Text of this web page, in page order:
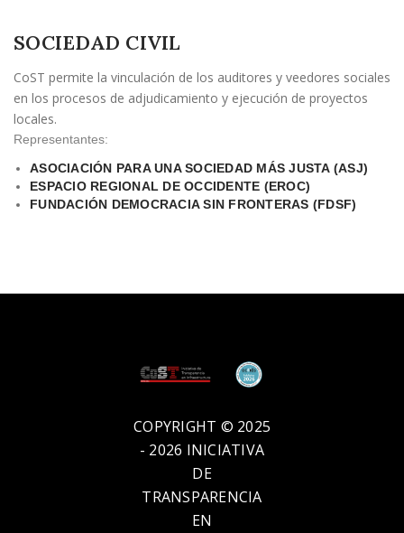
SOCIEDAD CIVIL
CoST permite la vinculación de los auditores y veedores sociales
en los procesos de adjudicamiento y ejecución de proyectos
locales.
Representantes:
ASOCIACIÓN PARA UNA SOCIEDAD MÁS JUSTA (ASJ)
ESPACIO REGIONAL DE OCCIDENTE (EROC)
FUNDACIÓN DEMOCRACIA SIN FRONTERAS (FDSF)
COPYRIGHT © 2025
- 2026 INICIATIVA
DE
TRANSPARENCIA
EN